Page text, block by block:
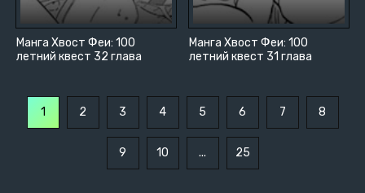
Манга Хвост Феи: 100
летний квест 32 глава
Манга Хвост Феи: 100
летний квест 31 глава
1 2 3 4 5 6 7 8
9 10 ... 25